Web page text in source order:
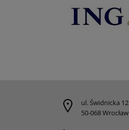
ul. Świdnicka 12
50-068 Wrocław